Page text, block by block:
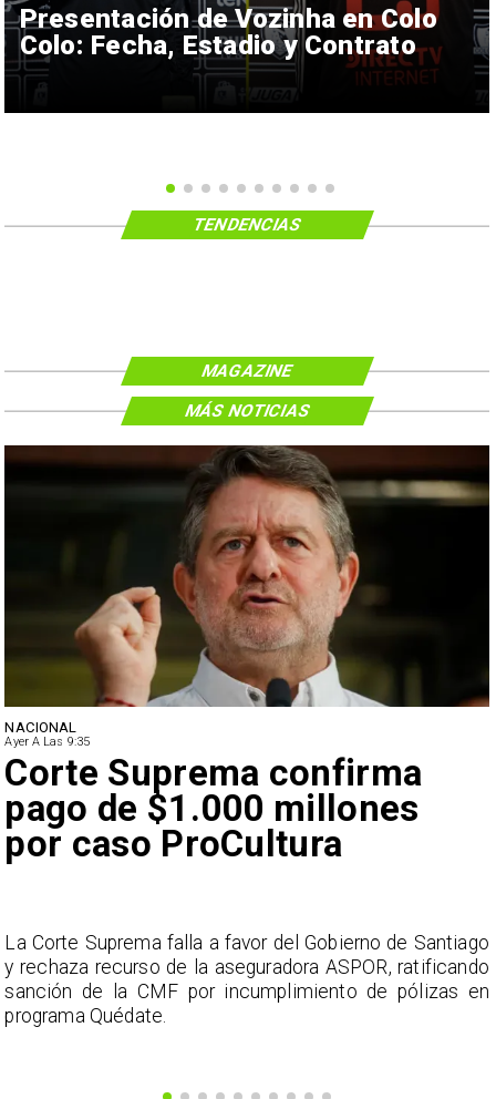
Presentación de Vozinha en Colo
Colo: Fecha, Estadio y Contrato
TENDENCIAS
MAGAZINE
NACIONAL
Ayer A Las 9:35
Corte Suprema confirma
pago de $1.000 millones
por caso ProCultura
La Corte Suprema falla a favor del Gobierno de Santiago
y rechaza recurso de la aseguradora ASPOR, ratificando
sanción de la CMF por incumplimiento de pólizas en
programa Quédate.
MÁS NOTICIAS